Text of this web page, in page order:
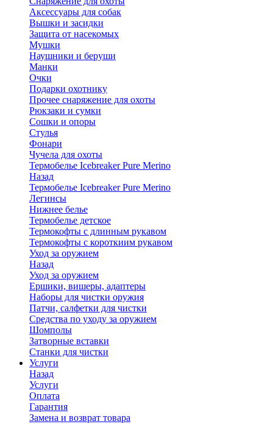
Аксессуары для собак
Вышки и засидки
Защита от насекомых
Мушки
Наушники и беруши
Манки
Очки
Подарки охотнику
Прочее снаряжение для охоты
Рюкзаки и сумки
Сошки и опоры
Стулья
Фонари
Чучела для охоты
Термобелье Icebreaker Pure Merino
Назад
Термобелье Icebreaker Pure Merino
Легинсы
Нижнее белье
Термобелье детское
Термокофты с длинным рукавом
Термокофты с короткиим рукавом
Уход за оружием
Назад
Уход за оружием
Ершики, вишеры, адаптеры
Наборы для чистки оружия
Патчи, салфетки для чистки
Средства по уходу за оружием
Шомполы
Затворные вставки
Станки для чистки
Услуги
Назад
Услуги
Оплата
Гарантия
Замена и возврат товара